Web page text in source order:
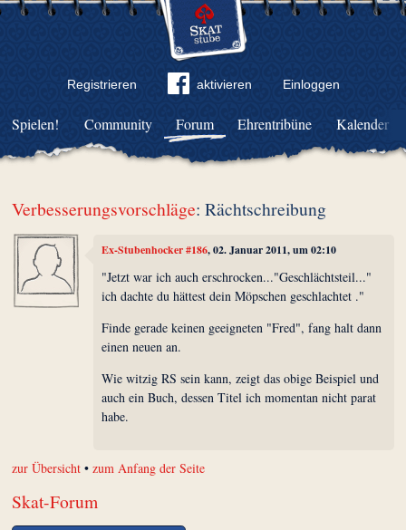
Registrieren aktivieren Einloggen
Community Forum Ehrentribüne Kalender
Spielen!
Verbesserungsvorschläge: Rächtschreibung
Ex-Stubenhocker #186, 02. Januar 2011, um 02:10
"Jetzt war ich auch erschrocken..."Geschlächtsteil..."
ich dachte du hättest dein Möpschen geschlachtet ."
Finde gerade keinen geeigneten "Fred", fang halt dann
einen neuen an.
Wie witzig RS sein kann, zeigt das obige Beispiel und
auch ein Buch, dessen Titel ich momentan nicht parat
habe.
zur Übersicht •zum Anfang der Seite
Skat-Forum